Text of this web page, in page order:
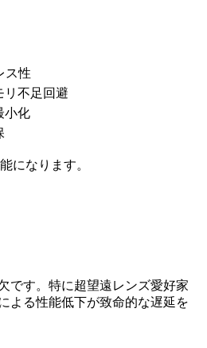
ス性
リ不足回避
小化
になります。
です。特に超望遠レンズ愛好家
よる性能低下が致命的な遅延を